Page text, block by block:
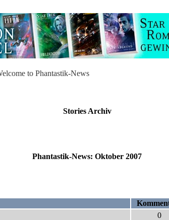
Stories Archiv
Phantastik-News: Oktober 2007
0